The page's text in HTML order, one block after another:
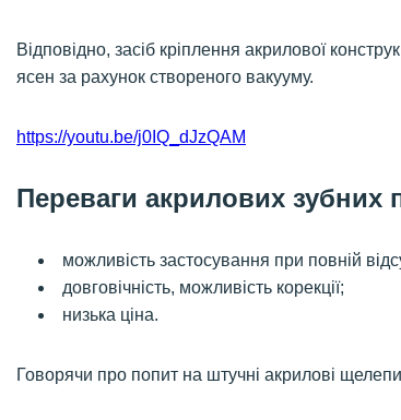
Відповідно, засіб кріплення акрилової
ясен за рахунок створеного вакууму.
https://youtu.be/j0IQ_dJzQAM
Переваги акрилових зубних
можливість застосування при повній
довговічність, можливість корекції;
низька ціна.
Говорячи про попит на штучні акрилові